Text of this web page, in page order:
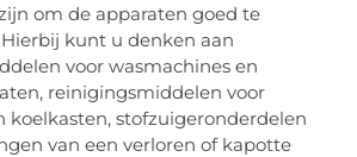
om de apparaten goed te
kunt u denken aan
voor wasmachines en
reinigingsmiddelen voor
koelkasten, stofzuigeronderdelen
van een verloren of kapotte